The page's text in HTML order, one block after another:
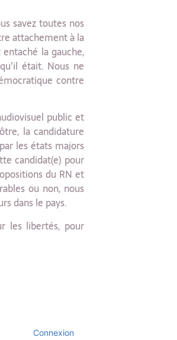
savez toutes nos
attachement à la
la gauche,
était. Nous ne
contre
public et
la candidature
les états majors
candidat(e) pour
du RN et
ou non, nous
dans le pays.
les libertés, pour
Connexion